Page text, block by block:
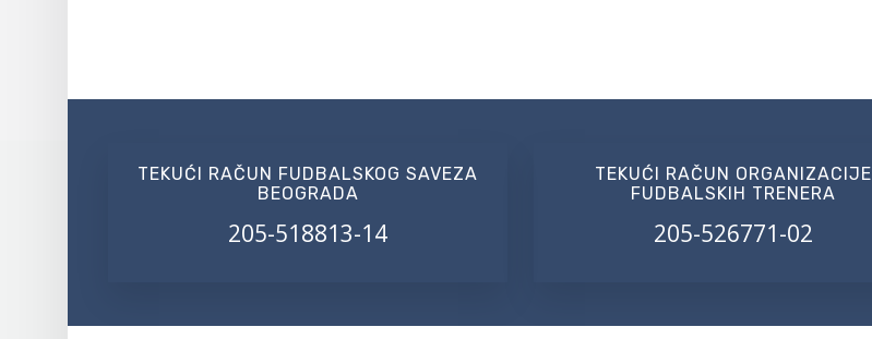
TEKUĆI RAČUN FUDBALSKOG SAVEZA
BEOGRADA
205-518813-14
TEKUĆI RAČUN ORGANIZACIJE
FUDBALSKIH TRENERA
205-526771-02